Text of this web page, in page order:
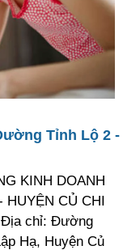
Tỉnh Lộ 2 -
KINH DOANH
CỦ CHI
Địa chỉ: Đường
Hạ, Huyện Củ